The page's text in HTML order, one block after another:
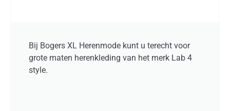
Bij Bogers XL Herenmode kunt u terecht voor
grote maten herenkleding van het merk Lab 4
style.